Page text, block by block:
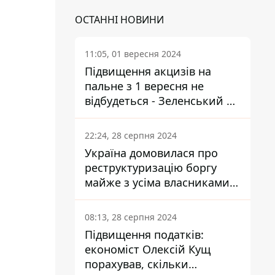
ОСТАННІ НОВИНИ
11:05, 01 вересня 2024
Підвищення акцизів на
пальне з 1 вересня не
відбудеться - Зеленський не
підписав закон
22:24, 28 серпня 2024
Україна домовилася про
реструктуризацію боргу
майже з усіма власниками
єврооблігацій: що це
означає для країни
08:13, 28 серпня 2024
Підвищення податків:
економіст Олексій Кущ
порахував, скільки